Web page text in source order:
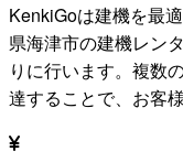
KenkiGoは建機を最
県海津市の建機レン
りに行います。複数
達することで、お客